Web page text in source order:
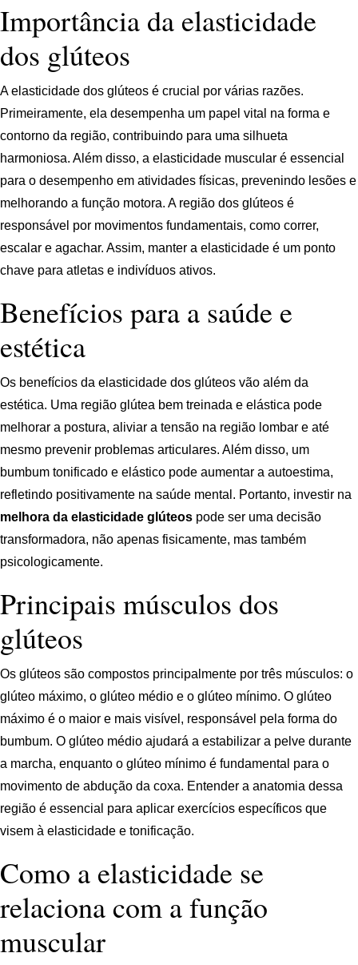
Importância da elasticidade
dos glúteos
A elasticidade dos glúteos é crucial por várias razões.
Primeiramente, ela desempenha um papel vital na forma e
contorno da região, contribuindo para uma silhueta
harmoniosa. Além disso, a elasticidade muscular é essencial
para o desempenho em atividades físicas, prevenindo lesões e
melhorando a função motora. A região dos glúteos é
responsável por movimentos fundamentais, como correr,
escalar e agachar. Assim, manter a elasticidade é um ponto
chave para atletas e indivíduos ativos.
Benefícios para a saúde e
estética
Os benefícios da elasticidade dos glúteos vão além da
estética. Uma região glútea bem treinada e elástica pode
melhorar a postura, aliviar a tensão na região lombar e até
mesmo prevenir problemas articulares. Além disso, um
bumbum tonificado e elástico pode aumentar a autoestima,
refletindo positivamente na saúde mental. Portanto, investir na
melhora da elasticidade glúteos pode ser uma decisão
transformadora, não apenas fisicamente, mas também
psicologicamente.
Principais músculos dos
glúteos
Os glúteos são compostos principalmente por três músculos: o
glúteo máximo, o glúteo médio e o glúteo mínimo. O glúteo
máximo é o maior e mais visível, responsável pela forma do
bumbum. O glúteo médio ajudará a estabilizar a pelve durante
a marcha, enquanto o glúteo mínimo é fundamental para o
movimento de abdução da coxa. Entender a anatomia dessa
região é essencial para aplicar exercícios específicos que
visem à elasticidade e tonificação.
Como a elasticidade se
relaciona com a função
muscular